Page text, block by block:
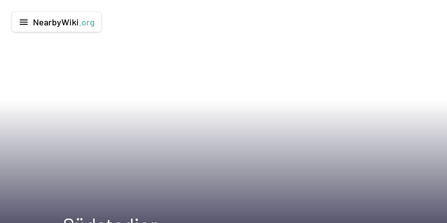
menu NearbyWiki .org